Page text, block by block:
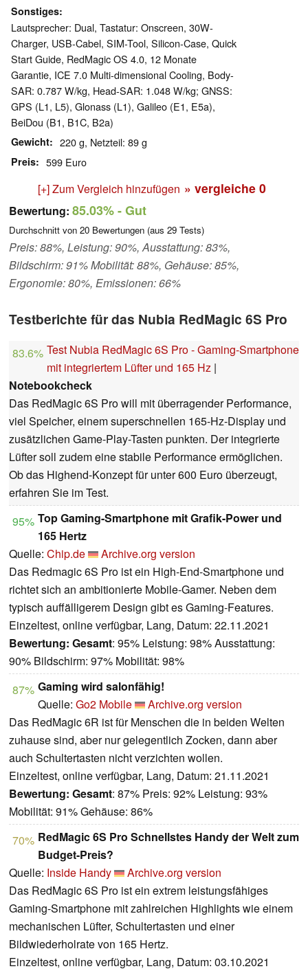
Sonstiges
Lautsprecher: Dual, Tastatur: Onscreen, 30W-
Charger, USB-Cabel, SIM-Tool, Silicon-Case, Quick
Start Guide, RedMagic OS 4.0, 12 Monate
Garantie, ICE 7.0 Multi-dimensional Cooling, Body-
SAR: 0.787 W/kg, Head-SAR: 1.048 W/kg; GNSS:
GPS (L1, L5), Glonass (L1), Galileo (E1, E5a),
BeiDou (B1, B1C, B2a)
Gewicht 220 g, Netzteil: 89 g
Preis 599 Euro
[+] Zum Vergleich hinzufügen » vergleiche 0
Bewertung: 85.03%- Gut
Durchschnitt von 20 Bewertungen (aus 29 Tests)
Preis: 88%, Leistung: 90%, Ausstattung: 83%,
Bildschirm: 91% Mobilität: 88%, Gehäuse: 85%,
Ergonomie: 80%, Emissionen: 66%
Testberichte für das Nubia RedMagic 6S Pro
83.6% Test Nubia RedMagic 6S Pro - Gaming-Smartphone
mit integriertem Lüfter und 165 Hz |
Notebookcheck
Das RedMagic 6S Pro will mit überragender Performance,
viel Speicher, einem superschnellen 165-Hz-Display und
zusätzlichen Game-Play-Tasten punkten. Der integrierte
Lüfter soll zudem eine stabile Performance ermöglichen.
Ob das Highend-Konzept für unter 600 Euro überzeugt,
erfahren Sie im Test.
95% Top Gaming-Smartphone mit Grafik-Power und
165 Hertz
Quelle: Chip.de
Archive.org version
Das Redmagic 6S Pro ist ein High-End-Smartphone und
richtet sich an ambitionierte Mobile-Gamer. Neben dem
typisch auffälligerem Design gibt es Gaming-Features.
Einzeltest, online verfügbar, Lang, Datum: 22.11.2021
Bewertung: Gesamt: 95% Leistung: 98% Ausstattung:
90% Bildschirm: 97% Mobilität: 98%
87% Gaming wird salonfähig!
Quelle: Go2 Mobile
Archive.org version
Das RedMagic 6R ist für Menschen die in beiden Welten
zuhause sind, aber nur gelegentlich Zocken, dann aber
auch Schultertasten nicht verzichten wollen.
Einzeltest, online verfügbar, Lang, Datum: 21.11.2021
Bewertung: Gesamt: 87% Preis: 92% Leistung: 93%
Mobilität: 91% Gehäuse: 86%
70% RedMagic 6S Pro Schnellstes Handy der Welt zum
Budget-Preis?
Quelle: Inside Handy
Archive.org version
Das RedMagic 6S Pro ist ein extrem leistungsfähiges
Gaming-Smartphone mit zahlreichen Highlights wie einem
mechanischen Lüfter, Schultertasten und einer
Bildwiederholrate von 165 Hertz.
Einzeltest, online verfügbar, Lang, Datum: 03.10.2021